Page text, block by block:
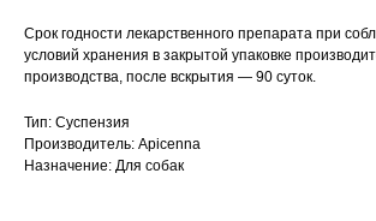
Срок годности лекарственного препарата при
условий хранения в закрытой упаковке
производства, после вскрытия — 90 суток.
Тип: Суспензия
Производитель: Apicenna
Назначение: Для собак